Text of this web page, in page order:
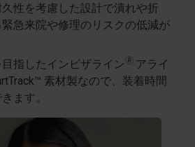
性を考慮した設計で潰れや折
急来院や修理のリスクの低減が
指したインビザライン 🄬 アライ
素材製なので、装着時間
ます。